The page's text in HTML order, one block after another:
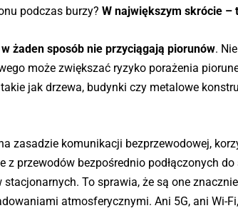
podczas burzy?W największym skrócie –
żaden sposób nie przyciągają piorunów.
może zwiększać ryzyko porażenia
jak drzewa, budynki czy metalowe
zasadzie komunikacji bezprzewodowej,
z przewodów bezpośrednio podłączonych
To sprawia, że są one
atmosferycznymi. Ani 5G, ani Wi-